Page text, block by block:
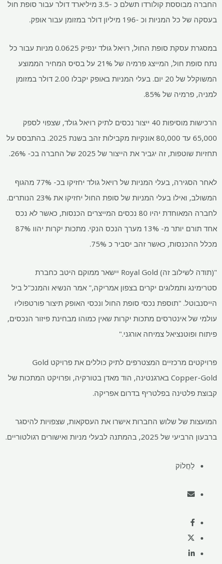
החברה מבוססת קולורדו תשלם כ -3.5 מיליארד דולר עבור סופת חול
בעסקה של כל המניות וכ -196 מיליון דולר במזומן עבור אופק.
במסגרת עסקת סופת החול, רויאל גולד ינפיק 0.0625 מניות עבור כל
נתח סופת חול, המייצג פרמיה של 21% על בסיס המחיר הממוצע
המשוקלל של 20 יום. בעלי המניות באופק יקבלו 2.00 דולר במזומן
למניה, פרמיה של 85%.
הרכישות מוסיפות 40 ייצור נכסים לתיק רויאל גולד, שצפוי לספק
65,000 עד 80,000 אונקיות מקבילות זהב בשנת 2025. בהתבסס על
תחזיות שוטפות, זה יגביר את הייצור של 2025 של החברה בכ- 26%.
לאחר הסגירה, בעלי המניות של רויאל גולד יחזיקו בכ- 77% מהגוף
המשולב, ואילו בעלי המניות של סופת החול יחזיקו את 23% הנותרים.
לחברה המאוחדת יהיו 80 נכסים המייצרים הכנסות, כאשר לא נכס
אחד תורם יותר מ- 13% מערך הנכס הנקי. מתכות יקרות יהוו 87%
מכלל ההכנסות, כאשר זהב יסביר כ 75%.
"(תודה לשילוב זה) Royal Gold יישאר ממוקם היטב כחברת
סטרימינג ותמלוגים יקרים בצפון אמריקה," אמר הנשיא והמנכ"ל ביל
הייסנבוטל. "תוספת נכסי סופת החול ונכסי האופק תיצור פורטפוליו
עולמי של אינטרסים מתכות יקרות שאין כמוהו מבחינת פיזור הנכסים,
פיתוח ופוטנציאל צמיחה אורגני."
פרויקטים מרכזיים המצטרפים לתיק כוללים את פרויקט Gold
Copper-Gold בארגנטינה, הוד מאדן בטורקיה, ופרויקט המתכות של
קבוצת פלטינה בפלטריף בדרום אפריקה.
המועצות של שלוש החברות אישרו את העסקאות, שצפויות להיסגר
ברבעון הרביעי של 2025, בהמתנה לבעלי מניות ואישורים רגולטוריים.
לַחֲלוֹק